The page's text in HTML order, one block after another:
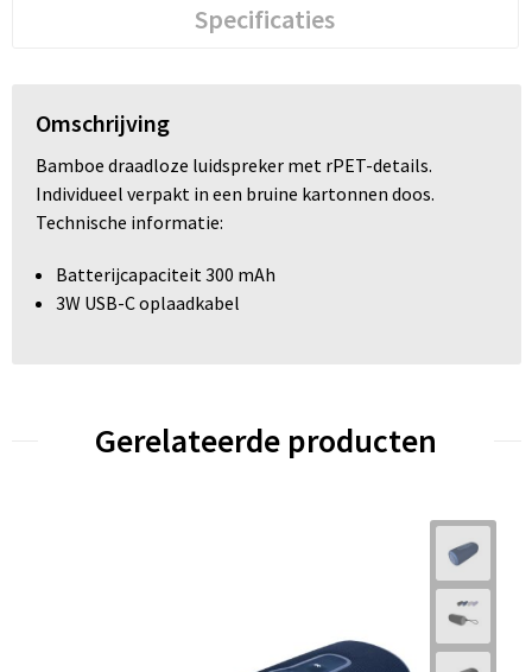
Specificaties
Omschrijving
Bamboe draadloze luidspreker met rPET-details.
Individueel verpakt in een bruine kartonnen doos.
Technische informatie:
Batterijcapaciteit 300 mAh
3W USB-C oplaadkabel
Gerelateerde producten